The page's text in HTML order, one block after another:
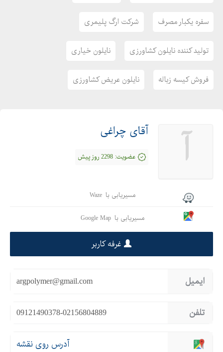
سفره یکبار مصرف شرکت ارگ پلیمری
تولید کننده نایلون کشاورزی نایلون خیاری
فروش کیسه زباله نایلون عریض کشاورزی
آ آقای چراغی
عضویت: 2298 روز پیش
مسیریابی با Waze
مسیریابی با Google Map
غرفه کاربر
ایمیل argpolymer@gmail.com
تلفن 09121490378-02156804889
آدرس روی نقشه